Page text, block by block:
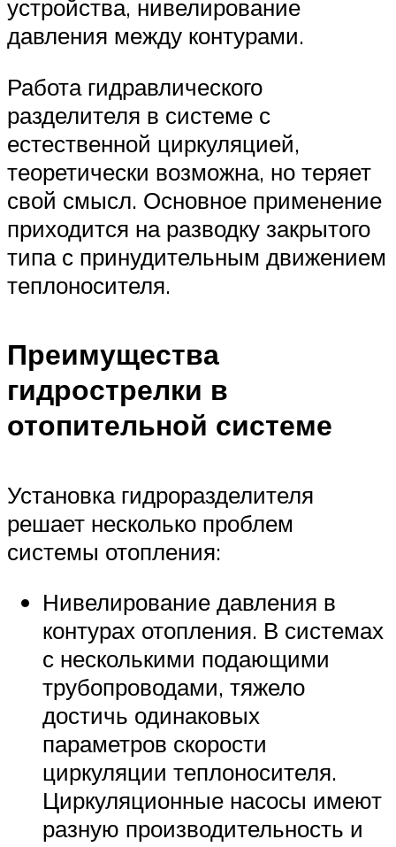
устройства, нивелирование
давления между контурами.
Работа гидравлического
разделителя в системе с
естественной циркуляцией,
теоретически возможна, но теряет
свой смысл. Основное применение
приходится на разводку закрытого
типа с принудительным движением
теплоносителя.
Преимущества
гидрострелки в
отопительной системе
Установка гидроразделителя
решает несколько проблем
системы отопления:
Нивелирование давления в
контурах отопления. В системах
с несколькими подающими
трубопроводами, тяжело
достичь одинаковых
параметров скорости
циркуляции теплоносителя.
Циркуляционные насосы имеют
разную производительность и